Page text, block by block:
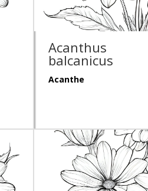
Acanthus
balcanicus
Acanthe